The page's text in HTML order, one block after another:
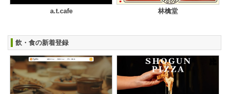
a.t.cafe 林檎堂
飲・食の新着登録